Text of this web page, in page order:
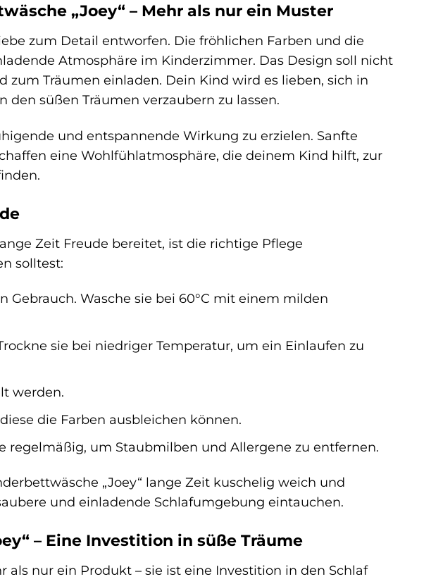
„Joey“ – Mehr als nur ein Muster
zum Detail entworfen. Die fröhlichen Farben und die
Atmosphäre im Kinderzimmer. Das Design soll nicht
zum Träumen einladen. Dein Kind wird es lieben, sich in
den süßen Träumen verzaubern zu lassen.
und entspannende Wirkung zu erzielen. Sanfte
eine Wohlfühlatmosphäre, die deinem Kind hilft, zur
Zeit Freude bereitet, ist die richtige Pflege
solltest:
Gebrauch. Wasche sie bei 60°C mit einem milden
sie bei niedriger Temperatur, um ein Einlaufen zu
werden.
die Farben ausbleichen können.
regelmäßig, um Staubmilben und Allergene zu entfernen.
„Joey“ lange Zeit kuschelig weich und
und einladende Schlafumgebung eintauchen.
– Eine Investition in süße Träume
als nur ein Produkt – sie ist eine Investition in den Schlaf